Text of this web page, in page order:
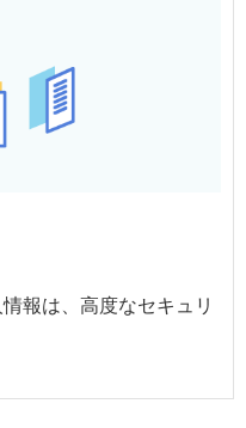
報は、高度なセキュリ